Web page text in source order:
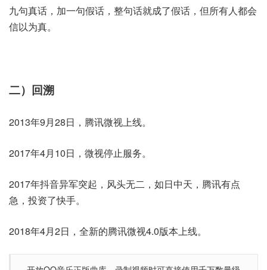
九句真话，加一句假话，整句话就成了假话，但所有人都会
信以为真。
二）回溯
2013年9月28日，腾讯微视上线。
2017年4月10日，微视停止服务。
2017年抖音异军突起，风头无二，如日中天，腾讯有点
急，投资了快手。
2018年4月2日，全新的腾讯微视4.0版本上线。